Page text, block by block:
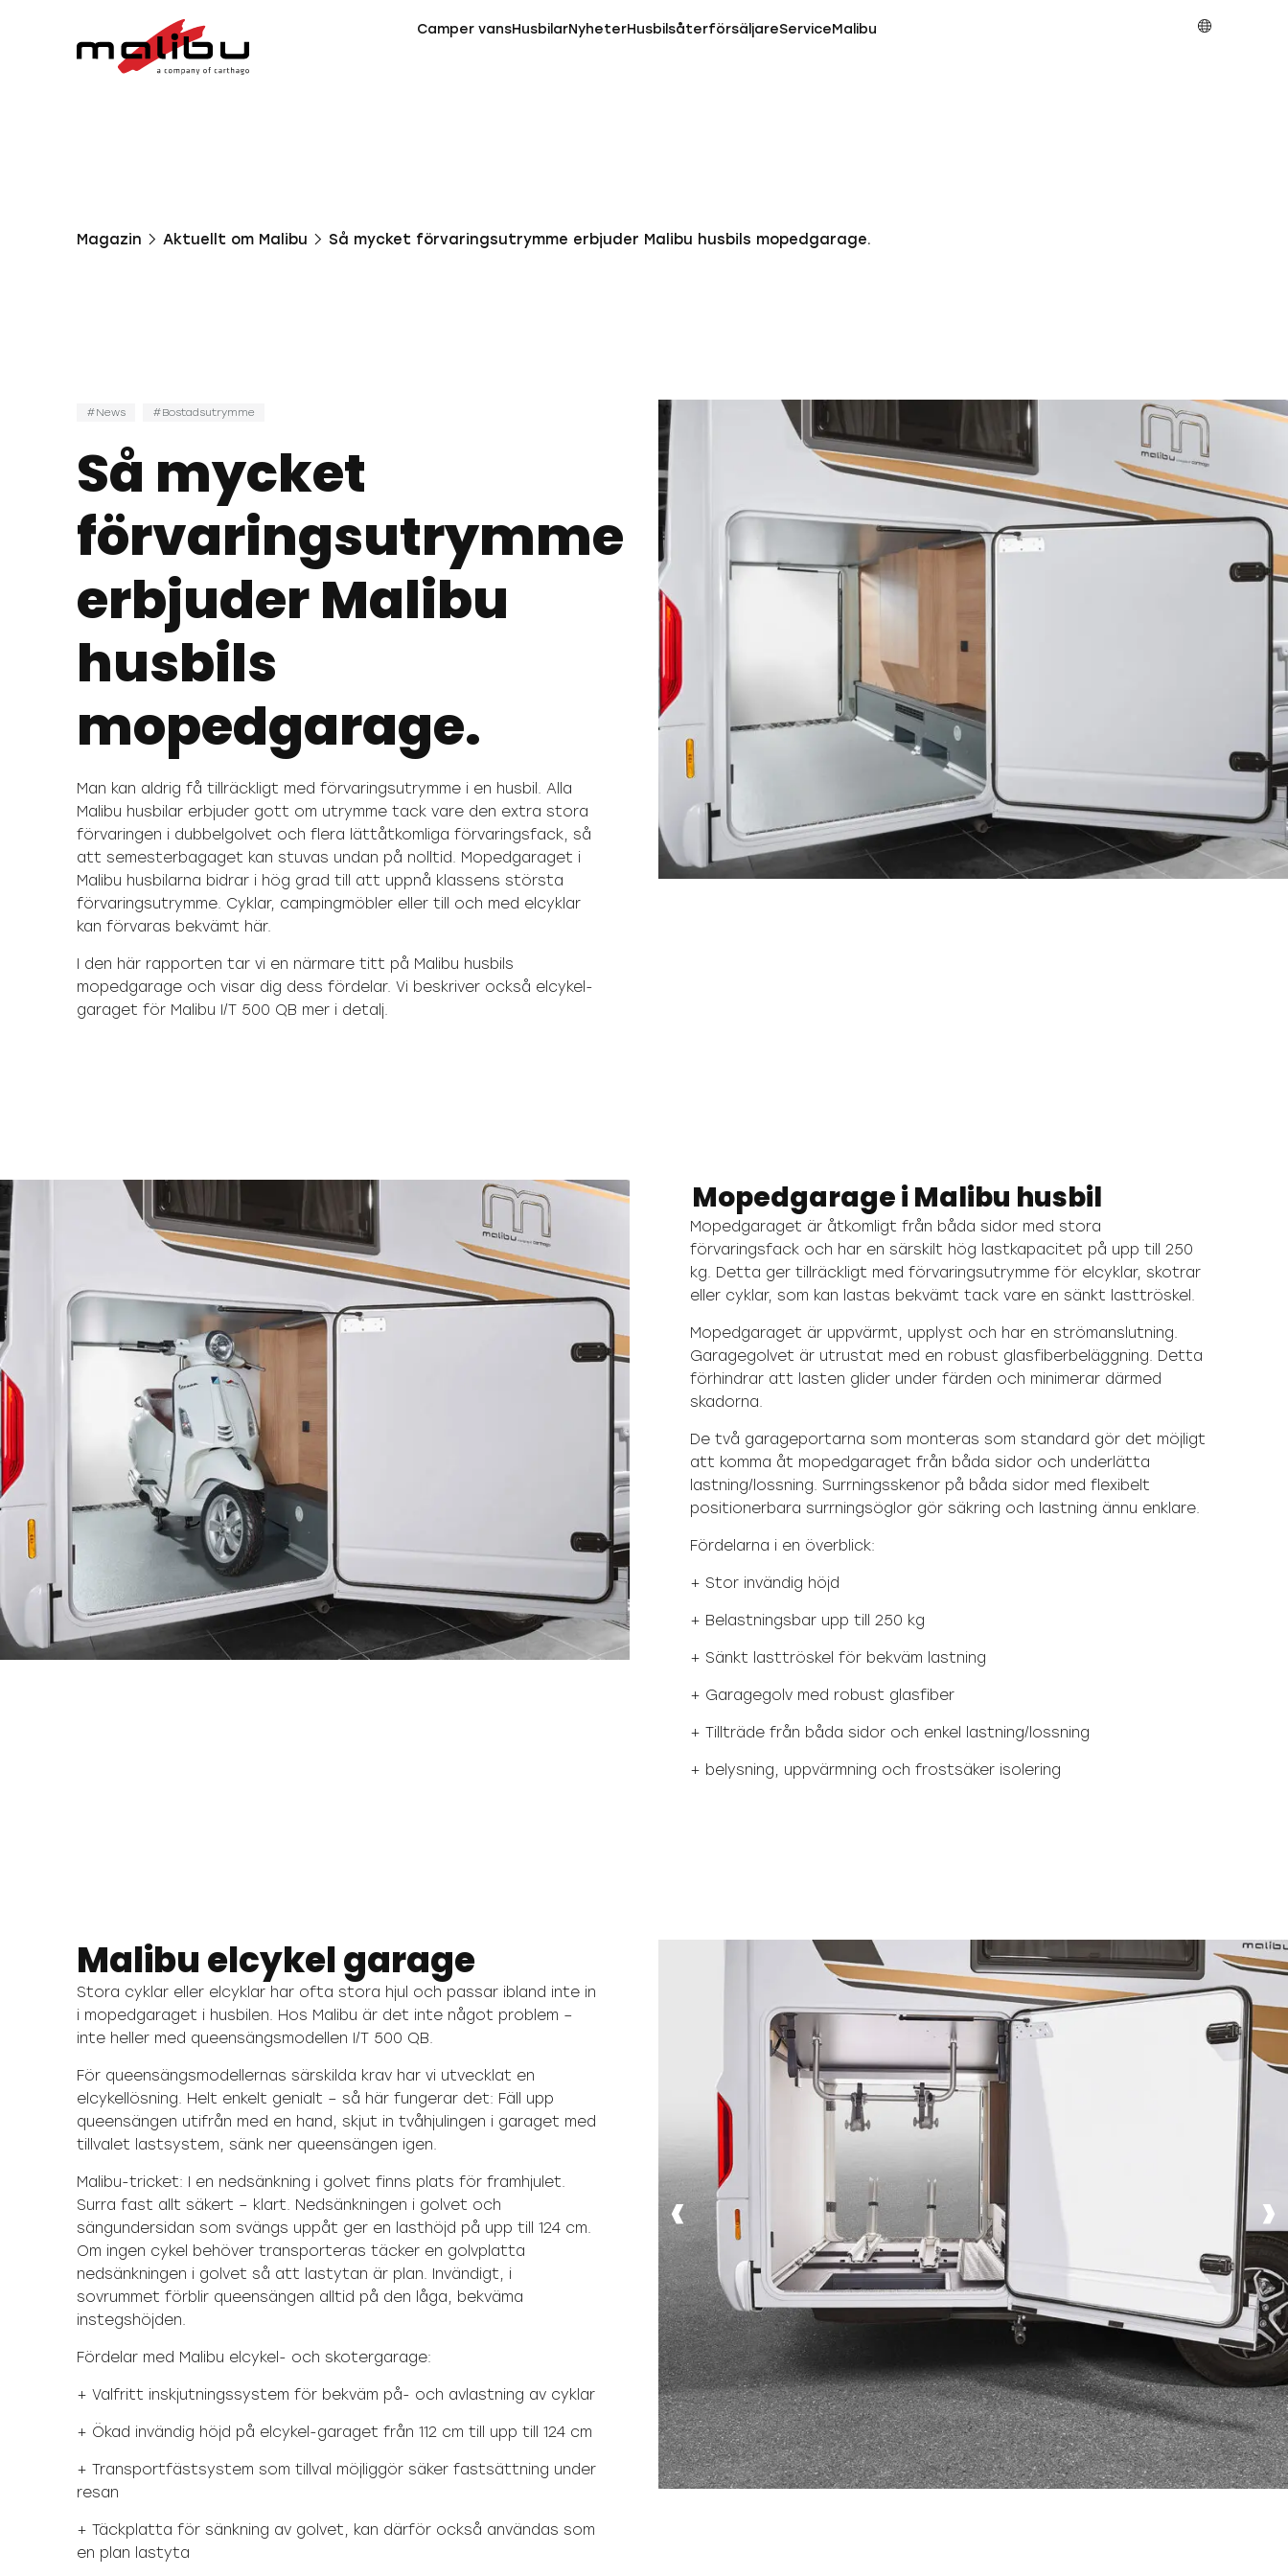
Camper vansHusbilarNyheterHusbilsåterförsäljareServiceMalibu
Magazin Aktuellt om Malibu Så mycket förvaringsutrymme erbjuder Malibu husbils mopedgarage.
News Bostadsutrymme
Så mycket
förvaringsutrymme
erbjuder Malibu
husbils
mopedgarage.
Man kan aldrig få tillräckligt med förvaringsutrymme i en husbil. Alla
Malibu husbilar erbjuder gott om utrymme tack vare den extra stora
förvaringen i dubbelgolvet och flera lättåtkomliga förvaringsfack, så
att semesterbagaget kan stuvas undan på nolltid. Mopedgaraget i
Malibu husbilarna bidrar i hög grad till att uppnå klassens största
förvaringsutrymme. Cyklar, campingmöbler eller till och med elcyklar
kan förvaras bekvämt här.
I den här rapporten tar vi en närmare titt på Malibu husbils
mopedgarage och visar dig dess fördelar. Vi beskriver också elcykel-
garaget för Malibu I/T 500 QB mer i detalj.
Mopedgarage i Malibu husbil
Mopedgaraget är åtkomligt från båda sidor med stora
förvaringsfack och har en särskilt hög lastkapacitet på upp till 250
kg. Detta ger tillräckligt med förvaringsutrymme för elcyklar, skotrar
eller cyklar, som kan lastas bekvämt tack vare en sänkt lasttröskel.
Mopedgaraget är uppvärmt, upplyst och har en strömanslutning.
Garagegolvet är utrustat med en robust glasfiberbeläggning. Detta
förhindrar att lasten glider under färden och minimerar därmed
skadorna.
De två garageportarna som monteras som standard gör det möjligt
att komma åt mopedgaraget från båda sidor och underlätta
lastning/lossning. Surrningsskenor på båda sidor med flexibelt
positionerbara surrningsöglor gör säkring och lastning ännu enklare.
Fördelarna i en överblick:
+ Stor invändig höjd
+ Belastningsbar upp till 250 kg
+ Sänkt lasttröskel för bekväm lastning
+ Garagegolv med robust glasfiber
+ Tillträde från båda sidor och enkel lastning/lossning
+ belysning, uppvärmning och frostsäker isolering
Malibu elcykel garage
Stora cyklar eller elcyklar har ofta stora hjul och passar ibland inte in
i mopedgaraget i husbilen. Hos Malibu är det inte något problem –
inte heller med queensängsmodellen I/T 500 QB.
För queensängsmodellernas särskilda krav har vi utvecklat en
elcykellösning. Helt enkelt genialt – så här fungerar det: Fäll upp
queensängen utifrån med en hand, skjut in tvåhjulingen i garaget med
tillvalet lastsystem, sänk ner queensängen igen.
Malibu-tricket: I en nedsänkning i golvet finns plats för framhjulet.
Surra fast allt säkert – klart. Nedsänkningen i golvet och
sängundersidan som svängs uppåt ger en lasthöjd på upp till 124 cm.
Om ingen cykel behöver transporteras täcker en golvplatta
nedsänkningen i golvet så att lastytan är plan. Invändigt, i
sovrummet förblir queensängen alltid på den låga, bekväma
instegshöjden.
Fördelar med Malibu elcykel- och skotergarage:
+ Valfritt inskjutningssystem för bekväm på- och avlastning av cyklar
+ Ökad invändig höjd på elcykel-garaget från 112 cm till upp till 124 cm
+ Transportfästsystem som tillval möjliggör säker fastsättning under
resan
+ Täckplatta för sänkning av golvet, kan därför också användas som
en plan lastyta